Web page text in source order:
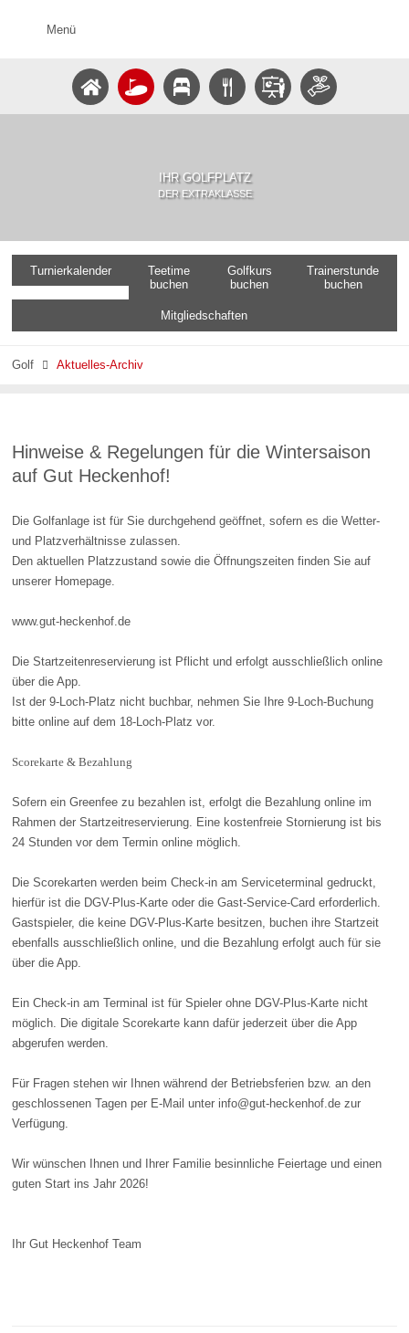
Menü
IHR GOLFPLATZ
DER EXTRAKLASSE
Turnierkalender
Teetime
buchen
Golfkurs
buchen
Trainerstunde
buchen
Mitgliedschaften
Golf  Aktuelles-Archiv
Hinweise & Regelungen für die Wintersaison
auf Gut Heckenhof!
Die Golfanlage ist für Sie durchgehend geöffnet, sofern es die Wetter-
und Platzverhältnisse zulassen.
Den aktuellen Platzzustand sowie die Öffnungszeiten finden Sie auf
unserer Homepage.
www.gut-heckenhof.de
Die Startzeitenreservierung ist Pflicht und erfolgt ausschließlich online
über die App.
Ist der 9-Loch-Platz nicht buchbar, nehmen Sie Ihre 9-Loch-Buchung
bitte online auf dem 18-Loch-Platz vor.
Scorekarte & Bezahlung
Sofern ein Greenfee zu bezahlen ist, erfolgt die Bezahlung online im
Rahmen der Startzeitreservierung. Eine kostenfreie Stornierung ist bis
24 Stunden vor dem Termin online möglich.
Die Scorekarten werden beim Check-in am Serviceterminal gedruckt,
hierfür ist die DGV-Plus-Karte oder die Gast-Service-Card erforderlich.
Gastspieler, die keine DGV-Plus-Karte besitzen, buchen ihre Startzeit
ebenfalls ausschließlich online, und die Bezahlung erfolgt auch für sie
über die App.
Ein Check-in am Terminal ist für Spieler ohne DGV-Plus-Karte nicht
möglich. Die digitale Scorekarte kann dafür jederzeit über die App
abgerufen werden.
Für Fragen stehen wir Ihnen während der Betriebsferien bzw. an den
geschlossenen Tagen per E-Mail unter info@gut-heckenhof.de zur
Verfügung.
Wir wünschen Ihnen und Ihrer Familie besinnliche Feiertage und einen
guten Start ins Jahr 2026!
Ihr Gut Heckenhof Team